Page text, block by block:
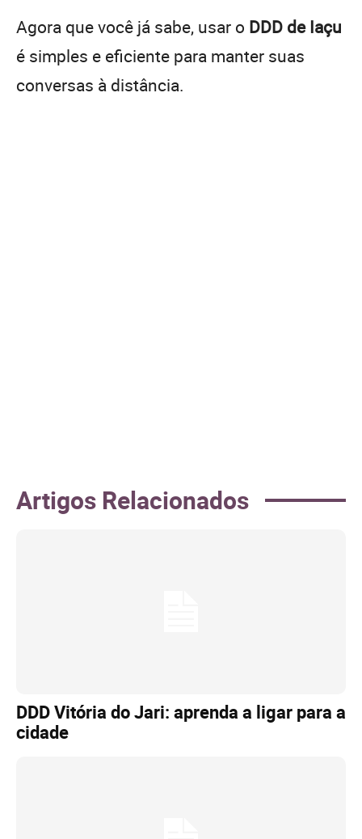
Agora que você já sabe, usar o DDD de Iaçu
é simples e eficiente para manter suas
conversas à distância.
Artigos Relacionados
DDD Vitória do Jari: aprenda a ligar para a
cidade